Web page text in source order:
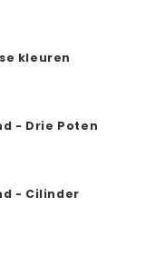
kleuren
- Drie Poten
- Cilinder